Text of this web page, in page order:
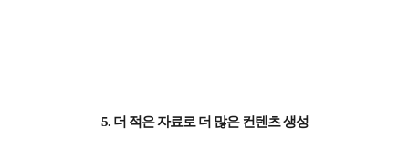
5. 더 적은 자료로 더 많은 컨텐츠 생성